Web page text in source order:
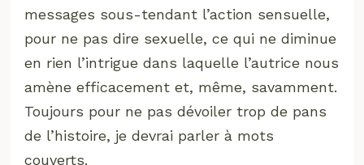
messages sous-tendant l’action sensuelle,
pour ne pas dire sexuelle, ce qui ne diminue
en rien l’intrigue dans laquelle l’autrice nous
amène efficacement et, même, savamment.
Toujours pour ne pas dévoiler trop de pans
de l’histoire, je devrai parler à mots
couverts.